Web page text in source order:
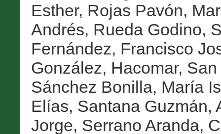
Esther, Rojas Pavón,
Andrés, Rueda Godino,
Fernández, Francisco
González, Hacomar,
Sánchez Bonilla, María
Elías, Santana Guzmán,
Jorge, Serrano Aranda,